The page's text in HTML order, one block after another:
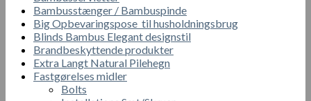
Bambusstænger / Bambuspinde
Big Opbevaringspose til husholdningsbrug
Blinds Bambus Elegant designstil
Brandbeskyttende produkter
Extra Langt Natural Pilehegn
Fastgørelses midler
Bolts